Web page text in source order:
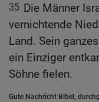
35 Die Männer
vernichtende
Land. Sein
ein Einziger
Söhne fielen.
Gute Nachricht Bibel,